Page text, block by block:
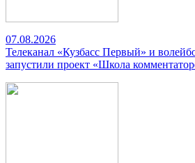
07.08.2026
Телеканал «Кузбасс Первый» и
запустили проект «Школа